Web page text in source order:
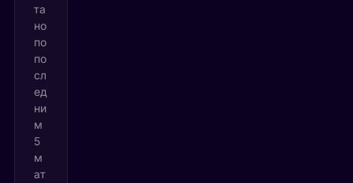
та
но
по
по
сл
ед
ни
м
5
м
ат